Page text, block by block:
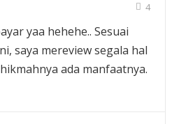
4
yaa hehehe.. Sesuai
saya mereview segala hal
ada manfaatnya.